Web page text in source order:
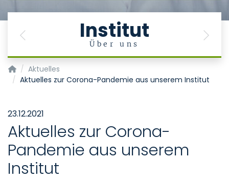
Institut
Über uns
Previous Next
Institut für Geschichte, Theorie und Ethik der Medizin
Aktuelles
Aktuelles zur Corona-Pandemie aus unserem Institut
23.12.2021
Aktuelles zur Corona-
Pandemie aus unserem
Institut